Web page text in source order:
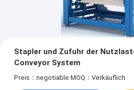
Stapler und Zufuhr der
Conveyor System
Preis：negotiable MOQ：Verkäuflich